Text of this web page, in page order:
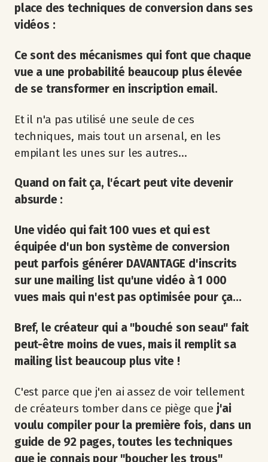
place des techniques de conversion dans ses
vidéos :
Ce sont des mécanismes qui font que chaque
vue a une probabilité beaucoup plus élevée
de se transformer en inscription email.
Et il n'a pas utilisé une seule de ces
techniques, mais tout un arsenal, en les
empilant les unes sur les autres...
Quand on fait ça, l'écart peut vite devenir
absurde :
Une vidéo qui fait 100 vues et qui est
équipée d'un bon système de conversion
peut parfois générer DAVANTAGE d'inscrits
sur une mailing list qu'une vidéo à 1 000
vues mais qui n'est pas optimisée pour ça...
Bref, le créateur qui a "bouché son seau" fait
peut-être moins de vues, mais il remplit sa
mailing list beaucoup plus vite !
C'est parce que j'en ai assez de voir tellement
de créateurs tomber dans ce piège que j'ai
voulu compiler pour la première fois, dans un
guide de 92 pages, toutes les techniques
que je connais pour "boucher les trous"